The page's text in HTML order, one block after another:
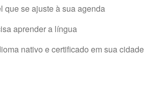
que se ajuste à sua agenda
aprender a língua
nativo e certificado em sua